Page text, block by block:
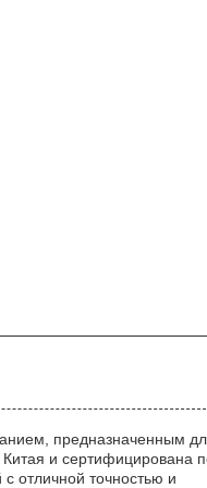
предназначенным
Китая и сертифицирована
отличной точностью и